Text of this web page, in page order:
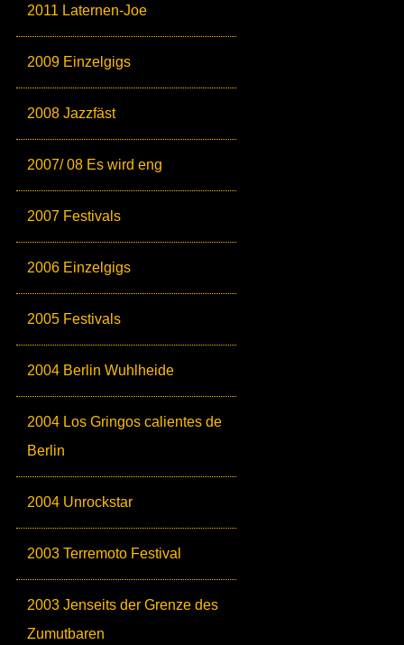
2011 Laternen-Joe
2009 Einzelgigs
2008 Jazzfäst
2007/ 08 Es wird eng
2007 Festivals
2006 Einzelgigs
2005 Festivals
2004 Berlin Wuhlheide
2004 Los Gringos calientes de
Berlin
2004 Unrockstar
2003 Terremoto Festival
2003 Jenseits der Grenze des
Zumutbaren